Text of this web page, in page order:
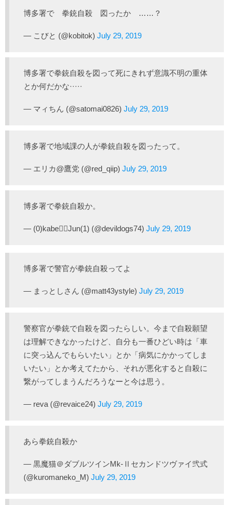
博多署で 拳銃自殺 図ったか ……？
— こびと (@kobitok) July 29, 2019
博多署で拳銃自殺を図って死にきれず意識不明の重体
とか何だかな·····
— マィちん (@satomai0826) July 29, 2019
博多署で地域課の人が拳銃自殺を図ったって。
— エリカ@鷹党 (@red_qiip) July 29, 2019
博多署で拳銃自殺か。
— (0)kabe🤼‍♂️Jun(1) (@devildogs74) July 29, 2019
博多署で警官が拳銃自殺ってよ
— まっとしさん (@matt43ystyle) July 29, 2019
警察官が拳銃で自殺を図ったらしい。今まで自殺願望
は理解できなかったけど、自分も一番ひどい時は「車
に突っ込んでもらいたい」とか「病気にかかってしま
いたい」とか考えてたから、それが悪化すると自殺に
繋がってしまうんだろうなーと今は思う。
— reva (@revaice24) July 29, 2019
あら拳銃自殺か
— 黒魔猫＠ダブルツインMk-Ⅱセカンドツヴァイ弐式
(@kuromaneko_M) July 29, 2019